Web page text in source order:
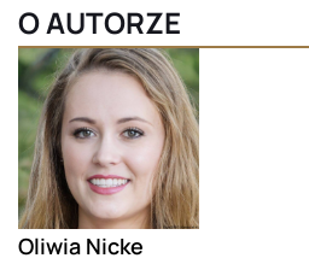
O AUTORZE
Oliwia Nicke